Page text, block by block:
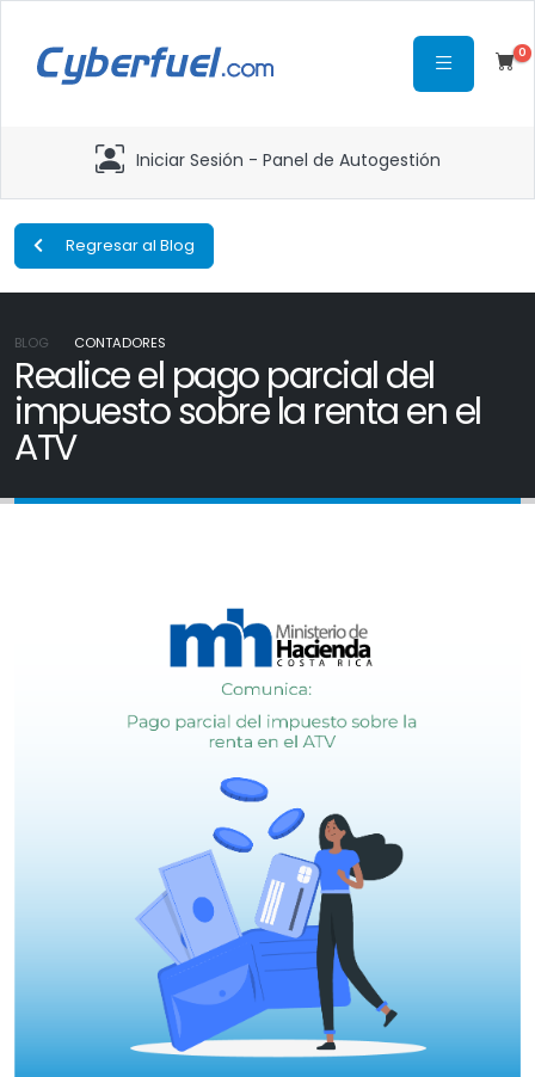
0
Iniciar Sesión - Panel de Autogestión
Regresar al Blog
BLOG CONTADORES
Realice el pago parcial del
impuesto sobre la renta en el
ATV